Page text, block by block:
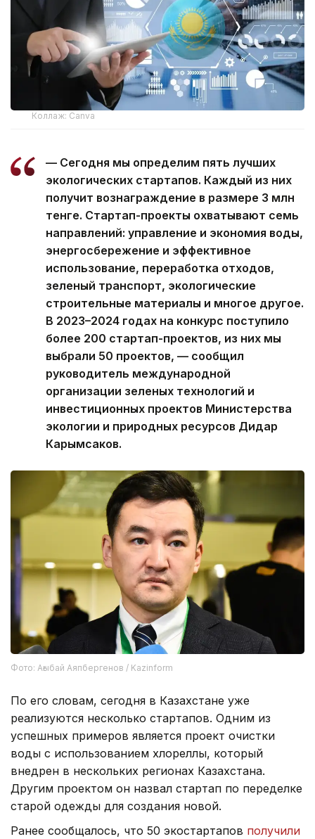
Коллаж: Canva
— Сегодня мы определим пять лучших
экологических стартапов. Каждый из них
получит вознаграждение в размере 3 млн
тенге. Стартап-проекты охватывают семь
направлений: управление и экономия воды,
энергосбережение и эффективное
использование, переработка отходов,
зеленый транспорт, экологические
строительные материалы и многое другое.
В 2023–2024 годах на конкурс поступило
более 200 стартап-проектов, из них мы
выбрали 50 проектов, — сообщил
руководитель международной
организации зеленых технологий и
инвестиционных проектов Министерства
экологии и природных ресурсов Дидар
Карымсаков.
Фото: Ағыбай Аяпбергенов / Kazinform
По его словам, сегодня в Казахстане уже
реализуются несколько стартапов. Одним из
успешных примеров является проект очистки
воды с использованием хлореллы, который
внедрен в нескольких регионах Казахстана.
Другим проектом он назвал стартап по переделке
старой одежды для создания новой.
Ранее сообщалось, что 50 экостартапов получили